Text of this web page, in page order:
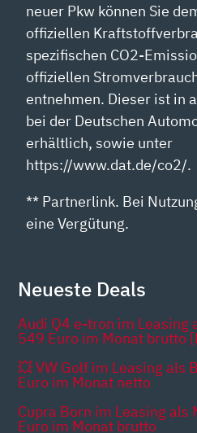
neuer Pkw können Sie
offiziellen
spezifischen CO2-
offiziellen
entnehmen. Dieser ist in
bei der Deutschen
erhältlich, sowie unter
https://www.dat.de/co2/.
** Partnerlink. Bei
eine Vergütung.
Neueste Deals
Audi Q4 e-tron im Leasing
549 Euro im Monat brutto
💥 VW Golf im Leasing als
Euro im Monat netto
Cupra Born im Leasing als
Euro im Monat brutto